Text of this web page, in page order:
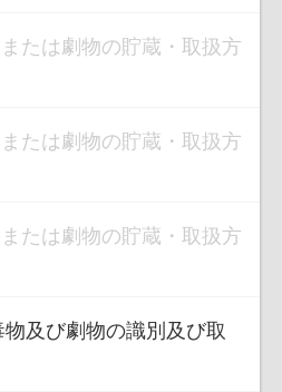
たは劇物の貯蔵・取扱方
たは劇物の貯蔵・取扱方
たは劇物の貯蔵・取扱方
及び劇物の識別及び取